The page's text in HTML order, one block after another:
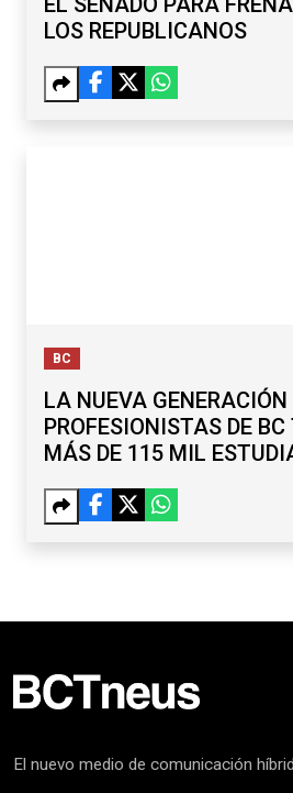
LOS REPUBLICANOS
BC
LA NUEVA GENERACIÓN
PROFESIONISTAS DE
MÁS DE 115 MIL
El nuevo medio de comunicación